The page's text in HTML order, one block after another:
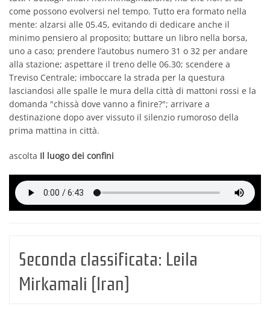
come possono evolversi nel tempo. Tutto era formato nella
mente: alzarsi alle 05.45, evitando di dedicare anche il
minimo pensiero al proposito; buttare un libro nella borsa,
uno a caso; prendere l’autobus numero 31 o 32 per andare
alla stazione; aspettare il treno delle 06.30; scendere a
Treviso Centrale; imboccare la strada per la questura
lasciandosi alle spalle le mura della città di mattoni rossi e la
domanda "chissà dove vanno a finire?"; arrivare a
destinazione dopo aver vissuto il silenzio rumoroso della
prima mattina in città.
ascolta Il luogo dei confini
Seconda classificata: Leila
Mirkamali (Iran)